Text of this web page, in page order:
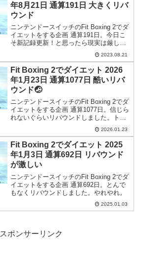
年8月21日 通算191日 大きくリバ
ウンド
ニンテンドースイッチのFit Boxing 2でダ
イエットをする企画 通算191日。今日こ
そ新記録更新！と思ったら現実は厳し
2023.08.21
Fit Boxing 2でダイエット 2026
年1月23日 通算1077日 酷いリバ
ウンド🤕
ニンテンドースイッチのFit Boxing 2でダ
イエットをする企画 通算1077日。信じら
れないぐらいリバウンドしました。トホ
2026.01.23
Fit Boxing 2でダイエット 2025
年1月3日 通算692日 リバウンド
が激しい
ニンテンドースイッチのFit Boxing 2でダ
イエットをする企画 通算692日。とんで
もなくリバウンドしました。やれやれ。
2025.01.03
スポンサーリンク